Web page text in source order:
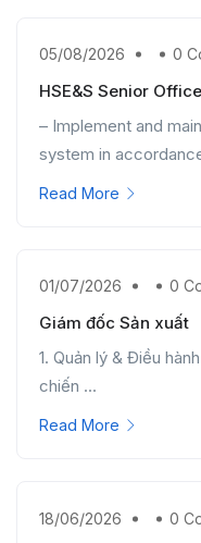
05/08/2026 0
HSE&S Senior
– Implement and
system in
Read More
01/07/2026 0
Giám đốc Sản xuất
1. Quản lý & Điều
chiến ...
Read More
18/06/2026 0